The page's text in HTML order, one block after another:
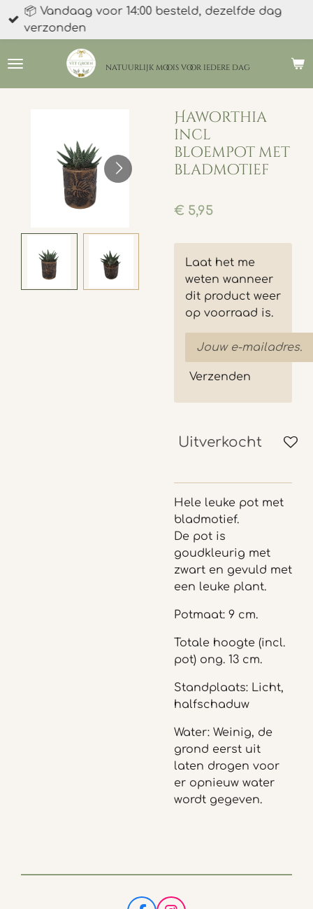
Ga
direct
de
natuurlijk moois voor iedere dag
📦 Vandaag voor 14:00 besteld, dezelfde dag
verzonden
Haworthia
incl
bloempot met
bladmotief
€ 5,95
Laat het me
weten wanneer
dit product weer
op voorraad is.
Verzenden
Uitverkocht
Hele leuke pot met
bladmotief.
De pot is
goudkleurig met
zwart en gevuld met
een leuke plant.
Potmaat: 9 cm.
Totale hoogte (incl.
pot) ong. 13 cm.
Standplaats: Licht,
halfschaduw
Water: Weinig, de
grond eerst uit
laten drogen voor
er opnieuw water
wordt gegeven.